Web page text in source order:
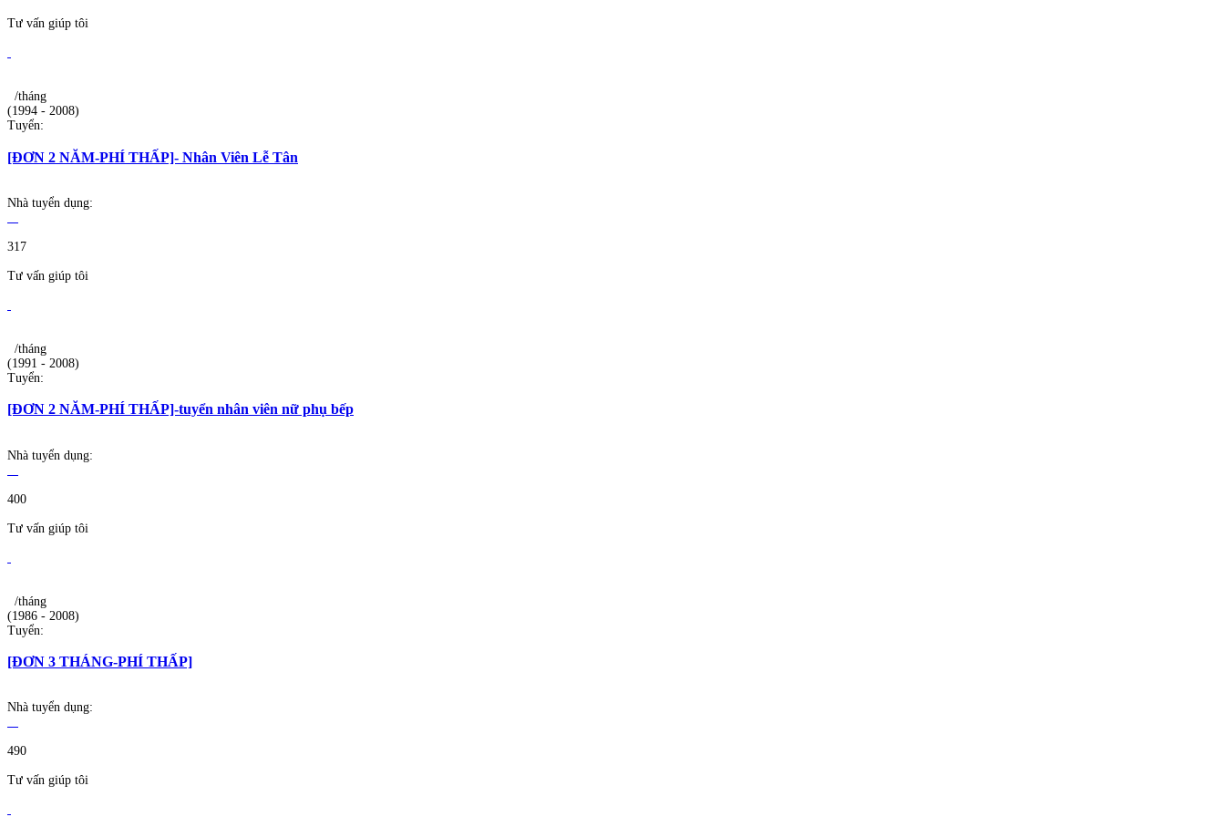
Tư vấn giúp tôi
/tháng
(1994 - 2008)
Tuyển:
[ĐƠN 2 NĂM-PHÍ THẤP]- Nhân Viên Lễ Tân
Nhà tuyển dụng:
317
Tư vấn giúp tôi
/tháng
(1991 - 2008)
Tuyển:
[ĐƠN 2 NĂM-PHÍ THẤP]-tuyển nhân viên nữ phụ bếp
Nhà tuyển dụng:
400
Tư vấn giúp tôi
/tháng
(1986 - 2008)
Tuyển:
[ĐƠN 3 THÁNG-PHÍ THẤP]
Nhà tuyển dụng:
490
Tư vấn giúp tôi